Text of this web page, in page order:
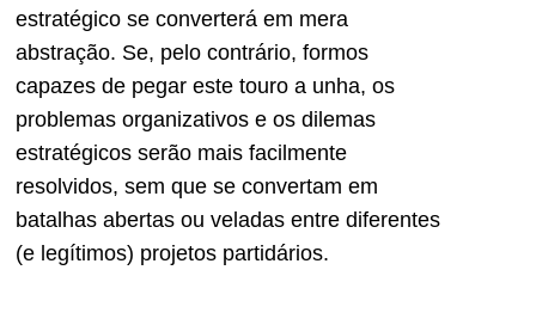
estratégico se converterá em mera
abstração. Se, pelo contrário, formos
capazes de pegar este touro a unha, os
problemas organizativos e os dilemas
estratégicos serão mais facilmente
resolvidos, sem que se convertam em
batalhas abertas ou veladas entre diferentes
(e legítimos) projetos partidários.